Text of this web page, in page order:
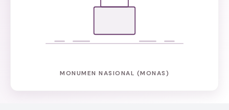
MONUMEN NASIONAL (MONAS)